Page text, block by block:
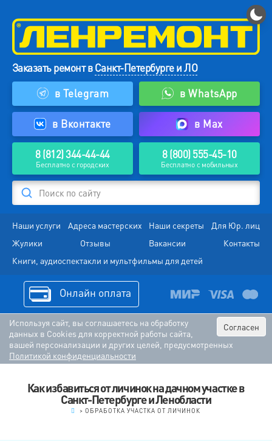
Заказать ремонт вСанкт-Петербурге и ЛО
в Telegram
в WhatsApp
в Вконтакте в Max
8 (812) 344-44-44
Бесплатно с городских
8 (800) 555-45-10
Бесплатно с мобильных
Поиск по сайту
Наши услуги Адреса мастерских Наши секреты
Для Юр. лиц
Жулики
Отзывы Вакансии
Контакты
Книги, аудиоспектакли и мультфильмы для детей
Онлайн оплата
Согласен
Используя сайт, вы соглашаетесь на обработку
данных в Cookies для корректной работы сайта,
вашей персонализации и других целей, предусмотренных
Политикой конфиденциальности
Как избавиться от личинок на дачном участке в
Санкт-Петербурге и Ленобласти
>ОБРАБОТКА УЧАСТКА ОТ ЛИЧИНОК